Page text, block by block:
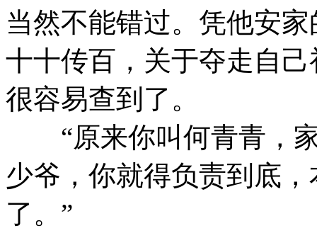
当然不能错过。凭他安
十十传百，关于夺走自
很容易查到了。
“原来你叫何青青，家
少爷，你就得负责到底
了。”